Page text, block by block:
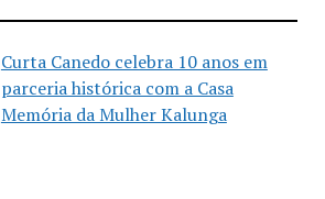
Curta Canedo celebra 10 anos em
parceria histórica com a Casa
Memória da Mulher Kalunga